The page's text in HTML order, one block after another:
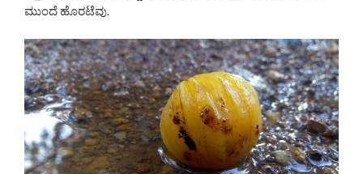
ಮುಂದೆ ಹೊರಟೆವು.